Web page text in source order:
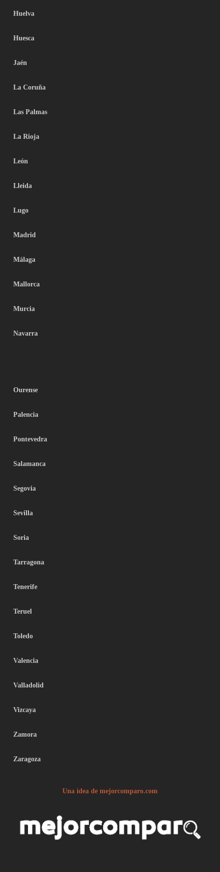
Huelva
Huesca
Jaén
La Coruña
Las Palmas
La Rioja
León
Lleida
Lugo
Madrid
Málaga
Mallorca
Murcia
Navarra
Ourense
Palencia
Pontevedra
Salamanca
Segovia
Sevilla
Soria
Tarragona
Tenerife
Teruel
Toledo
Valencia
Valladolid
Vizcaya
Zamora
Zaragoza
Una idea de mejorcomparo.com